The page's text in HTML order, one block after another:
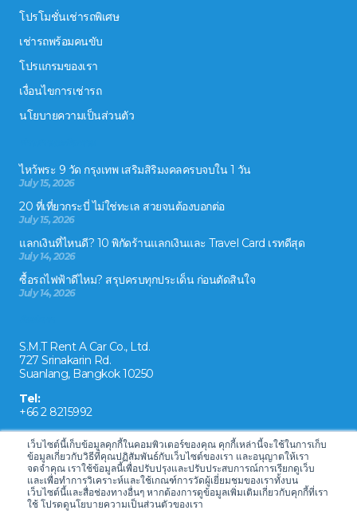
เว็บไซต์นี้เก็บข้อมูลคุกกี้ในคอมพิวเตอร์ของคุณ คุกกี้เหล่านี้จะใช้ในการเก็บ
ข้อมูลเกี่ยวกับวิธีที่คุณปฏิสัมพันธ์กับเว็บไซต์ของเรา และอนุญาตให้เรา
จดจำคุณ เราใช้ข้อมูลนี้เพื่อปรับปรุงและปรับประสบการณ์การเรียกดูเว็บ
และเพื่อทำการวิเคราะห์และใช้เกณฑ์การวัดผู้เยี่ยมชมของเราทั้งบน
เว็บไซต์นี้และสื่อช่องทางอื่นๆ หากต้องการดูข้อมูลเพิ่มเติมเกี่ยวกับคุกกี้ที่เรา
ใช้ โปรดดูนโยบายความเป็นส่วนตัวของเรา
โปรโมชั่นเช่ารถพิเศษ
เช่ารถพร้อมคนขับ
โปรแกรมของเรา
เงื่อนไขการเช่ารถ
นโยบายความเป็นส่วนตัว
ไหว้พระ 9 วัด กรุงเทพ เสริมสิริมงคลครบจบใน 1 วัน
July 15, 2026
20 ที่เที่ยวกระบี่ ไม่ใช่ทะเล สวยจนต้องบอกต่อ
July 15, 2026
แลกเงินที่ไหนดี? 10 พิกัดร้านแลกเงินและ Travel Card เรทดีสุด
July 14, 2026
ซื้อรถไฟฟ้าดีไหม? สรุปครบทุกประเด็น ก่อนตัดสินใจ
July 14, 2026
S.M.T Rent A Car Co., Ltd.
727 Srinakarin Rd.
Suanlang, Bangkok 10250
Tel:
+66 2 8215992
Email:
reservation@drivecarrental.com